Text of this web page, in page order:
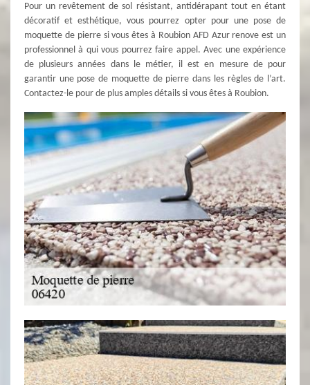
Pour un revêtement de sol résistant, antidérapant tout en étant
décoratif et esthétique, vous pourrez opter pour une pose de
moquette de pierre si vous êtes à Roubion AFD Azur renove est un
professionnel à qui vous pourrez faire appel. Avec une expérience
de plusieurs années dans le métier, il est en mesure de pour
garantir une pose de moquette de pierre dans les règles de l’art.
Contactez-le pour de plus amples détails si vous êtes à Roubion.